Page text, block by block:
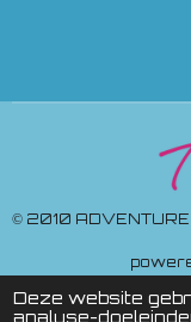
Deze website
analyse-
© 2010
powered